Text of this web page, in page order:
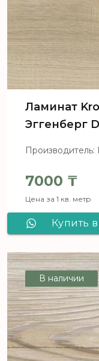
Ламинат
Эггенберг
Производитель:
7000 ₸
Цена за 1 кв. метр
Купить
В наличии